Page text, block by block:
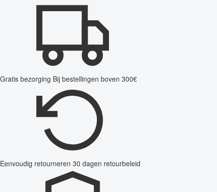
Gratis bezorging Bij bestellingen boven 300€
Eenvoudig retourneren 30 dagen retourbeleid